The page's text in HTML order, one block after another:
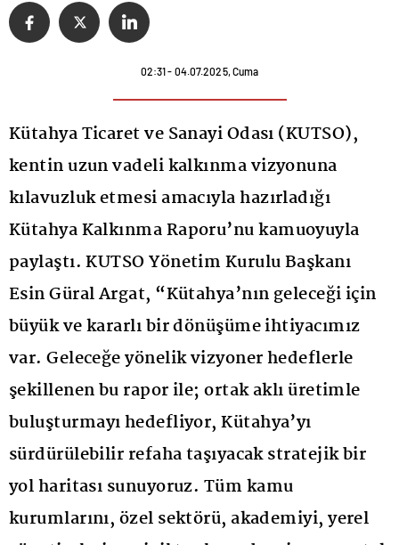
02:31 - 04.07.2025, Cuma
Kütahya Ticaret ve Sanayi Odası (KUTSO),
kentin uzun vadeli kalkınma vizyonuna
kılavuzluk etmesi amacıyla hazırladığı
Kütahya Kalkınma Raporu’nu kamuoyuyla
paylaştı. KUTSO Yönetim Kurulu Başkanı
Esin Güral Argat, “Kütahya’nın geleceği için
büyük ve kararlı bir dönüşüme ihtiyacımız
var. Geleceğe yönelik vizyoner hedeflerle
şekillenen bu rapor ile; ortak aklı üretimle
buluşturmayı hedefliyor, Kütahya’yı
sürdürülebilir refaha taşıyacak stratejik bir
yol haritası sunuyoruz. Tüm kamu
kurumlarını, özel sektörü, akademiyi, yerel